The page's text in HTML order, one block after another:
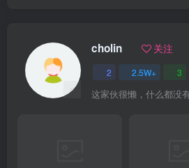
cholin 关注
2 2.5W+ 3
这家伙很懒，什么都没